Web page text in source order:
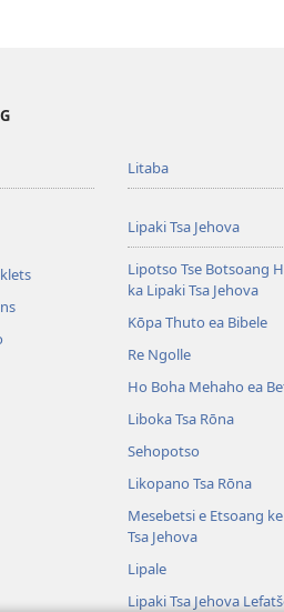
Litaba
Lipaki Tsa Jehova
Lipotso Tse Botsoang
ka Lipaki Tsa Jehova
Kōpa Thuto ea Bibele
Re Ngolle
Ho Boha Mehaho ea
Liboka Tsa Rōna
Sehopotso
Likopano Tsa Rōna
Mesebetsi e Etsoang
Tsa Jehova
Lipale
Lipaki Tsa Jehova